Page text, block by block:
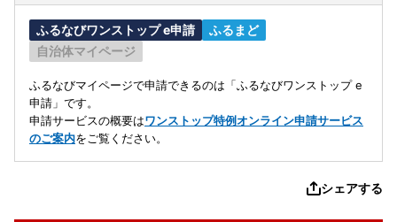
ふるなびワンストップ e申請
ふるまど
自治体マイページ
ふるなびマイページで申請できるのは「ふるなびワンストップ e
申請」です。
申請サービスの概要はワンストップ特例オンライン申請サービス
のご案内をご覧ください。
シェアする